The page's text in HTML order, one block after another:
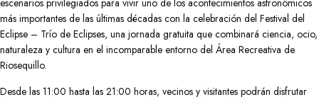
escenarios privilegiados para vivir uno de los acontecimientos astronómicos
más importantes de las últimas décadas con la celebración del Festival del
Eclipse – Trío de Eclipses, una jornada gratuita que combinará ciencia, ocio,
naturaleza y cultura en el incomparable entorno del Área Recreativa de
Riosequillo.
Desde las 11:00 hasta las 21:00 horas, vecinos y visitantes podrán disfrutar